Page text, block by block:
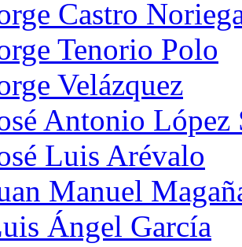
Castro
Tenorio Polo
Velázquez
Antonio López
Luis Arévalo
Manuel
Ángel García